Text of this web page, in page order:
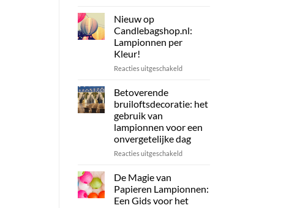
Duurzame
Verlichting
of
Nieuw op
Candlebagshop.nl:
Lampionnen per
Kleur!
Reacties uitgeschakeldvoor
Lampionnen
Kleur!
Betoverende
bruiloftsdecoratie: het
gebruik van
lampionnen voor een
onvergetelijke dag
Reacties uitgeschakeldvoor
gebruik
van
De Magie van
Papieren Lampionnen:
Een Gids voor het